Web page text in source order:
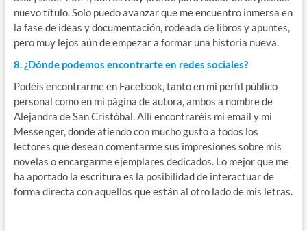
nuevo título. Solo puedo avanzar que me encuentro inmersa en
la fase de ideas y documentación, rodeada de libros y apuntes,
pero muy lejos aún de empezar a formar una historia nueva.
8. ¿Dónde podemos encontrarte en redes sociales?
Podéis encontrarme en Facebook, tanto en mi perfil público
personal como en mi página de autora, ambos a nombre de
Alejandra de San Cristóbal. Allí encontraréis mi email y mi
Messenger, donde atiendo con mucho gusto a todos los
lectores que desean comentarme sus impresiones sobre mis
novelas o encargarme ejemplares dedicados. Lo mejor que me
ha aportado la escritura es la posibilidad de interactuar de
forma directa con aquellos que están al otro lado de mis letras.